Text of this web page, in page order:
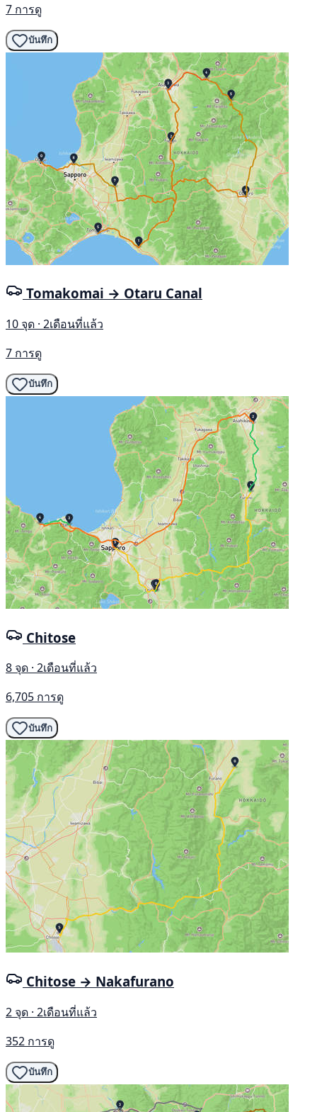
7 การดู
บันทึก
Tomakomai → Otaru Canal
10 จุด · 2เดือนที่แล้ว
7 การดู
บันทึก
Chitose
8 จุด · 2เดือนที่แล้ว
6,705 การดู
บันทึก
Chitose → Nakafurano
2 จุด · 2เดือนที่แล้ว
352 การดู
บันทึก